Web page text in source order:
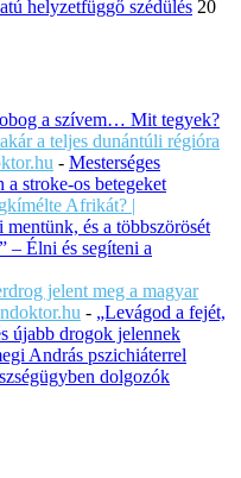
helyzetfüggő szédülés 20
a szívem… Mit tegyek?
a teljes dunántúli régióra
- Mesterséges
a stroke-os betegeket
Afrikát? |
mentünk, és a többszörösét
– Élni és segíteni a
jelent meg a magyar
- „Levágod a fejét,
újabb drogok jelennek
András pszichiáterrel
dolgozók